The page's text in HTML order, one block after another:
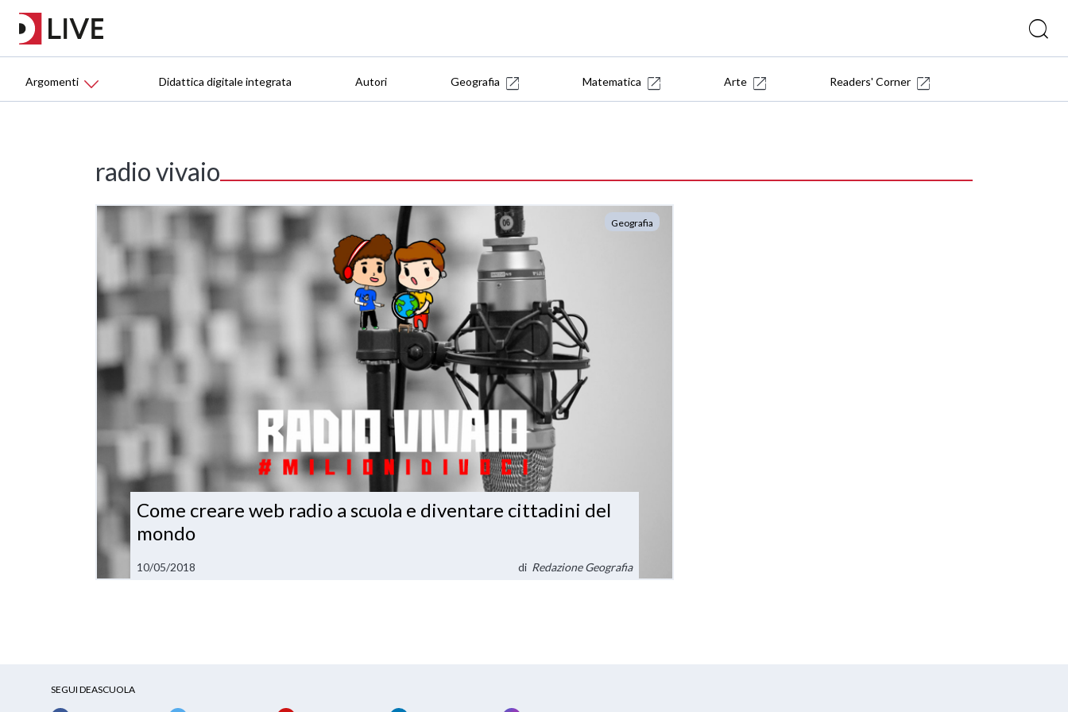
Argomenti Didattica digitale integrata Autori Geografia Matematica Arte Readers' Corner
radio vivaio
Geografia
Come creare web radio a scuola e diventare cittadini del
mondo
10/05/2018 di Redazione Geografia
SEGUI DEASCUOLA